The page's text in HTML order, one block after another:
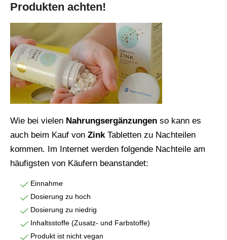
Produkten achten!
Wie bei vielen Nahrungsergänzungen so kann es
auch beim Kauf von ZinkTabletten zu Nachteilen
kommen. Im Internet werden folgende Nachteile am
häufigsten von Käufern beanstandet:
Einnahme
Dosierung zu hoch
Dosierung zu niedrig
Inhaltsstoffe (Zusatz- und Farbstoffe)
Produkt ist nicht vegan